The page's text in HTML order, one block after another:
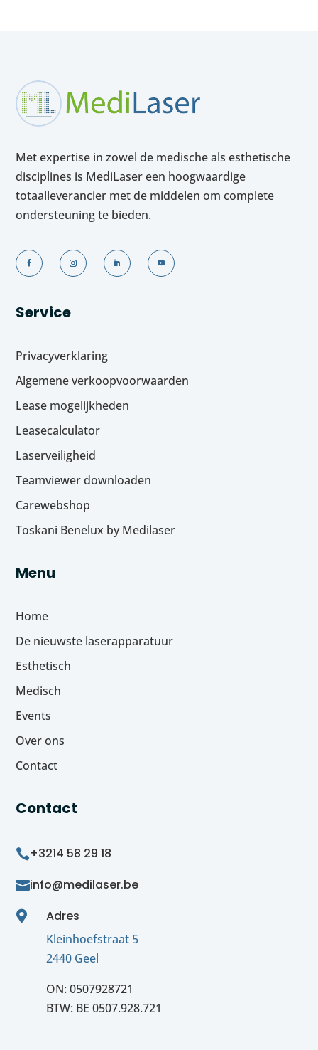
Met expertise in zowel de medische als esthetische
disciplines is MediLaser een hoogwaardige
totaalleverancier met de middelen om complete
ondersteuning te bieden.
Service
Privacyverklaring
Algemene verkoopvoorwaarden
Lease mogelijkheden
Leasecalculator
Laserveiligheid
Teamviewer downloaden
Carewebshop
Toskani Benelux by Medilaser
Menu
Home
De nieuwste laserapparatuur
Esthetisch
Medisch
Events
Over ons
Contact
Contact
+3214 58 29 18
info@medilaser.be
 Adres
Kleinhoefstraat 5
2440 Geel
ON: 0507928721
BTW: BE 0507.928.721